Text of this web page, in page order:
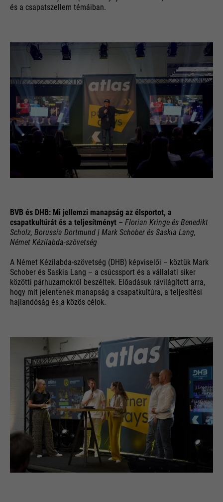
és a csapatszellem témáiban.
BVB és DHB: Mi jellemzi manapság az élsportot, a
csapatkultúrát és a teljesítményt – Florian Kringe és Benedikt
Scholz, Borussia Dortmund | Mark Schober és Saskia Lang,
Német Kézilabda-szövetség
A Német Kézilabda-szövetség (DHB) képviselői – köztük Mark
Schober és Saskia Lang – a csúcssport és a vállalati siker
közötti párhuzamokról beszéltek. Előadásuk rávilágított arra,
hogy mit jelentenek manapság a csapatkultúra, a teljesítési
hajlandóság és a közös célok.